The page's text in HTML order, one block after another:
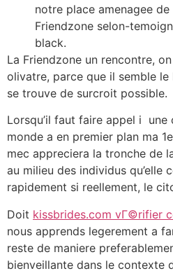
notre place amenagee
Friendzone selon-
black.
La Friendzone un rencontre,
olivatre, parce que il semble le
se trouve de surcroit possible.
Lorsqu’il faut faire appel i une
monde a en premier plan ma
mec appreciera la tronche de
au milieu des individus qu’elle
rapidement si reellement, le
Doit kissbrides.com vГ©rifier
nous apprends legerement a
reste de maniere
bienveillante dans le contexte